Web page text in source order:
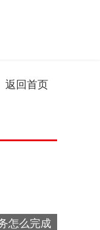
返回首页
怎么完成